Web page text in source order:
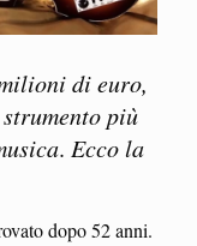
di euro,
più
. Ecco la
dopo 52 anni.